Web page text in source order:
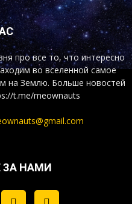
про все то, что интересно
во вселенной самое
на Землю. Больше новостей
t.me/meownauts
ЗА НАМИ